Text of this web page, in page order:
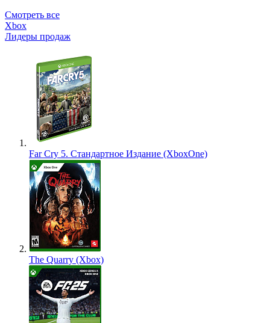
Смотреть все
Xbox
Лидеры продаж
Far Cry 5. Стандартное Издание (XboxOne)
The Quarry (Xbox)